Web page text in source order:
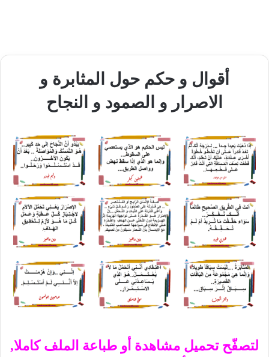
أقوال و حكم حول المثابرة و
الاصرار و الصمود و النجاح
لتصفّح تحميل مشاهدة أو طباعة الملف كاملا,